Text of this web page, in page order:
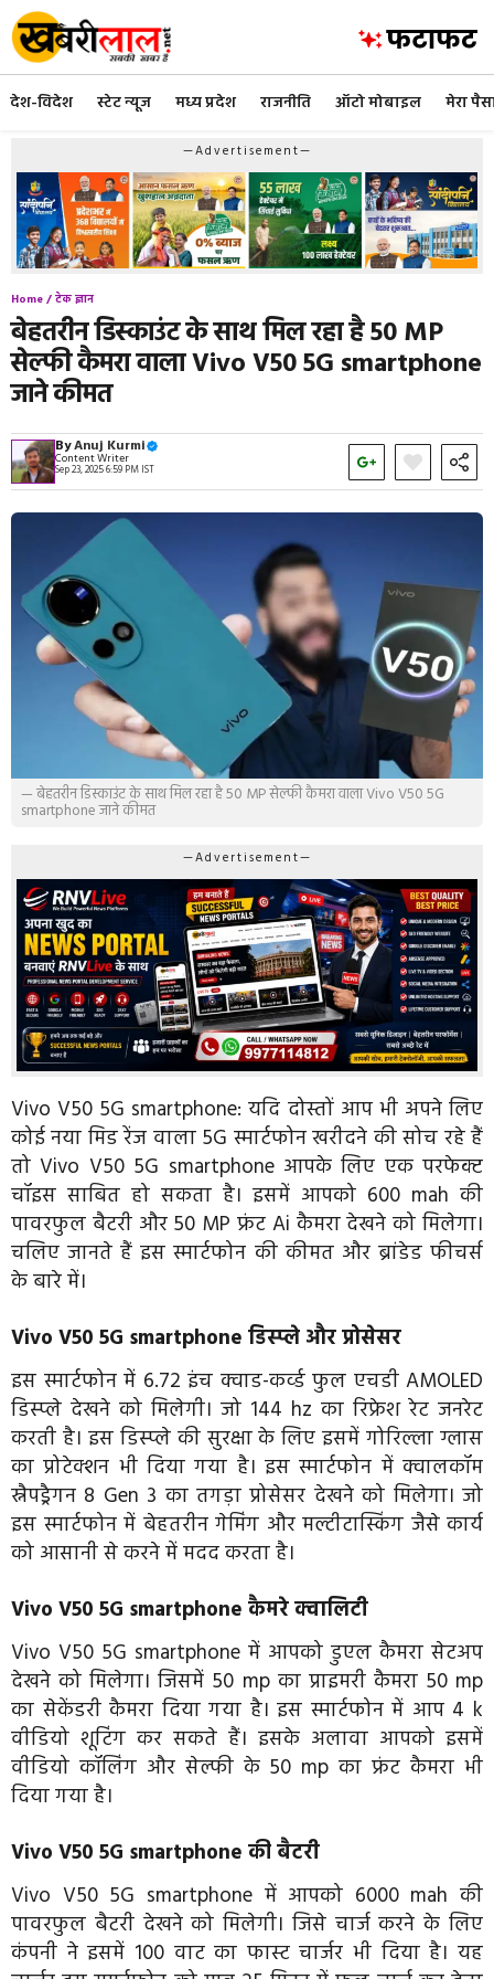
Skip
to
content
देश-विदेश स्टेट न्यूज मध्य प्रदेश राजनीति ऑटो मोबाइल मेरा
—Advertisement—
Home /टेक ज्ञान
बेहतरीन डिस्काउंट के साथ मिल रहा है 50 MP
सेल्फी कैमरा वाला Vivo V50 5G smartphone
जाने कीमत
ByAnuj Kurmi
Content Writer
Sep 23, 2025 6:59 PM IST
— बेहतरीन डिस्काउंट के साथ मिल रहा है 50 MP सेल्फी कैमरा वाला Vivo V50 5G
smartphone जाने कीमत
—Advertisement—
Vivo V50 5G smartphone: यदि दोस्तों आप भी अपने लिए
कोई नया मिड रेंज वाला 5G स्मार्टफोन खरीदने की सोच रहे हैं
तो Vivo V50 5G smartphone आपके लिए एक परफेक्ट
चॉइस साबित हो सकता है। इसमें आपको 600 mah की
पावरफुल बैटरी और 50 MP फ्रंट Ai कैमरा देखने को मिलेगा।
चलिए जानते हैं इस स्मार्टफोन की कीमत और ब्रांडेड फीचर्स
के बारे में।
Vivo V50 5G smartphone डिस्प्ले और प्रोसेसर
इस स्मार्टफोन में 6.72 इंच क्वाड-कर्व्ड फुल एचडी AMOLED
डिस्प्ले देखने को मिलेगी। जो 144 hz का रिफ्रेश रेट जनरेट
करती है। इस डिस्प्ले की सुरक्षा के लिए इसमें गोरिल्ला ग्लास
का प्रोटेक्शन भी दिया गया है। इस स्मार्टफोन में क्वालकॉम
स्नैपड्रैगन 8 Gen 3 का तगड़ा प्रोसेसर देखने को मिलेगा। जो
इस स्मार्टफोन में बेहतरीन गेमिंग और मल्टीटास्किंग जैसे कार्य
को आसानी से करने में मदद करता है।
Vivo V50 5G smartphone कैमरे क्वालिटी
Vivo V50 5G smartphone में आपको डुएल कैमरा सेटअप
देखने को मिलेगा। जिसमें 50 mp का प्राइमरी कैमरा 50 mp
का सेकेंडरी कैमरा दिया गया है। इस स्मार्टफोन में आप 4 k
वीडियो शूटिंग कर सकते हैं। इसके अलावा आपको इसमें
वीडियो कॉलिंग और सेल्फी के 50 mp का फ्रंट कैमरा भी
दिया गया है।
Vivo V50 5G smartphone की बैटरी
Vivo V50 5G smartphone में आपको 6000 mah की
पावरफुल बैटरी देखने को मिलेगी। जिसे चार्ज करने के लिए
कंपनी ने इसमें 100 वाट का फास्ट चार्जर भी दिया है। यह